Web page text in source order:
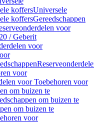
koffersUniversele
koffersGereedschappen
voor
/ Geberit
voor
voor
voor Toebehoren voor
om buizen te
om buizen te
om buizen te
voor